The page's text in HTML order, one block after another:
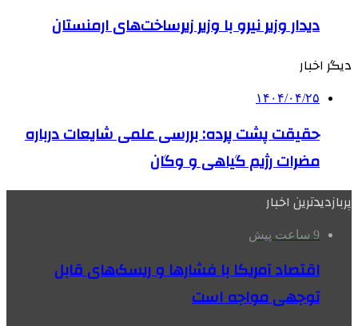
دیدار وزیر نیرو با وزیر زیرساخت‌های ارمنستان
دیگر اخبار
۱۴۰۴/۰۴/۲۵
حقیقت پشت پرده: بررسی علمی شایعات درباره
مضرات رژیم گیاهی و وگان
پربازدیدترین اخبار
9 ساعت پیش
اقتصاد آمریکا با فشارها و ریسک‌های قابل
توجهی مواجه است